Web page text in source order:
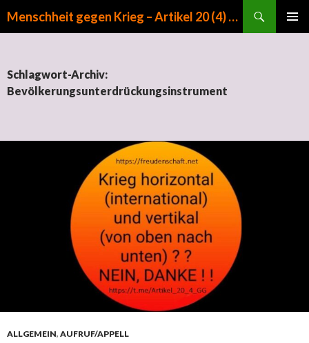
Menschheit gegen Krieg – Artikel 20 (4) GG
Schlagwort-Archiv:
Bevölkerungsunterdrückungsinstrument
ALLGEMEIN, AUFRUF/APPELL